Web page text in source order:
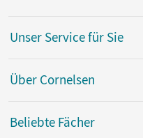
Unser Service für Sie
Über Cornelsen
Beliebte Fächer